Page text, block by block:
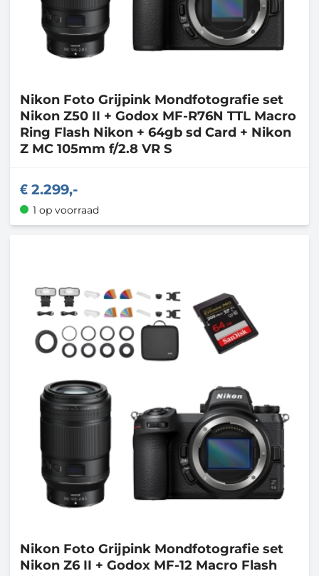
Nikon Foto Grijpink Mondfotografie set
Nikon Z50 II + Godox MF-R76N TTL Macro
Ring Flash Nikon + 64gb sd Card + Nikon
Z MC 105mm f/2.8 VR S
2.299,-
1 op voorraad
Nikon Foto Grijpink Mondfotografie set
Nikon Z6 II + Godox MF-12 Macro Flash